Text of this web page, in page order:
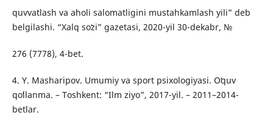
quvvatlash va aholi salomatligini mustahkamlash yili” deb
belgilashi. “Xalq soʻzi” gazetasi, 2020-yil 30-dekabr, №
276 (7778), 4-bet.
4. Y. Masharipov. Umumiy va sport psixologiyasi. Oʻquv
qoʻllanma. – Toshkent: “Ilm ziyo”, 2017-yil. – 2011–2014-
betlar.